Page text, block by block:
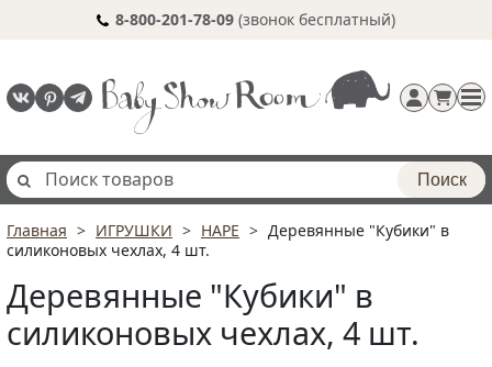
8-800-201-78-09 (звонок бесплатный)
Регистрация
Поиск
Главная ИГРУШКИ HAPE
Деревянные "Кубики" в
силиконовых чехлах, 4 шт.
Деревянные "Кубики" в
силиконовых чехлах, 4 шт.